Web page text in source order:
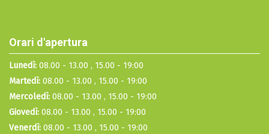
Orari d'apertura
Lunedì: 08.00 - 13.00 , 15.00 - 19:00
Martedì: 08.00 - 13.00 , 15.00 - 19:00
Mercoledì: 08.00 - 13.00 , 15.00 - 19:00
Giovedì: 08.00 - 13.00 , 15.00 - 19:00
Venerdì: 08.00 - 13.00 , 15.00 - 19:00